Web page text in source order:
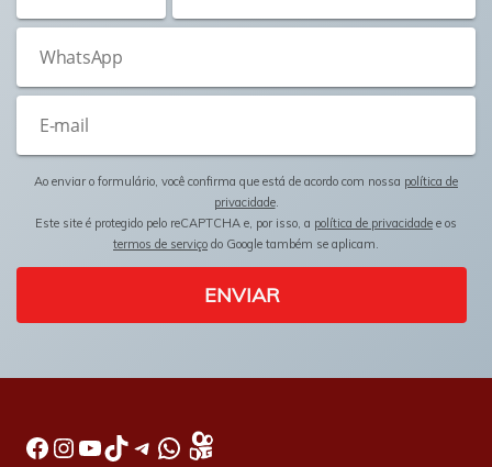
Ao enviar o formulário, você confirma que está de acordo com nossa política de
privacidade.
Este site é protegido pelo reCAPTCHA e, por isso, a política de privacidade e os
termos de serviço do Google também se aplicam.
ENVIAR
Facebook InstagramYoutube TikTok Telegram WhatsApp